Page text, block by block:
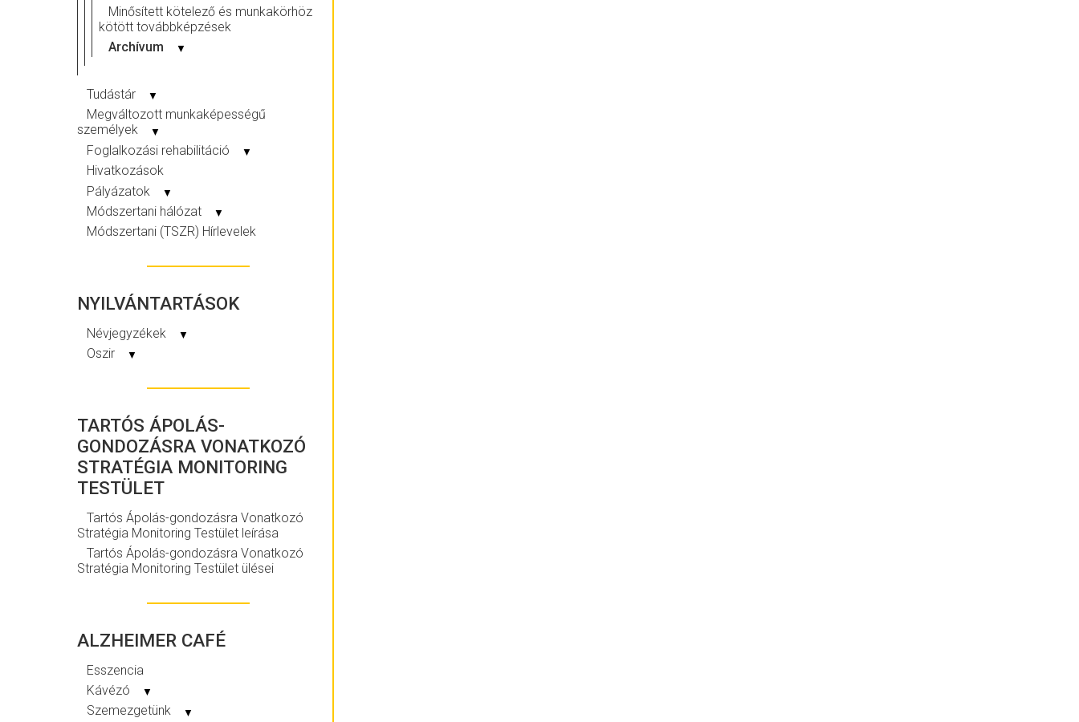
Minősített kötelező és munkakörhöz
kötött továbbképzések
Archívum
▼
Tudástár ▼
Megváltozott munkaképességű
személyek
▼
Foglalkozási rehabilitáció ▼
Hivatkozások
Pályázatok
▼
Módszertani hálózat ▼
Módszertani (TSZR) Hírlevelek
NYILVÁNTARTÁSOK
Névjegyzékek ▼
Oszir ▼
TARTÓS ÁPOLÁS-
GONDOZÁSRA VONATKOZÓ
STRATÉGIA MONITORING
TESTÜLET
Tartós Ápolás-gondozásra Vonatkozó
Stratégia Monitoring Testület leírása
Tartós Ápolás-gondozásra Vonatkozó
Stratégia Monitoring Testület ülései
ALZHEIMER CAFÉ
Esszencia
Kávézó
▼
Szemezgetünk ▼